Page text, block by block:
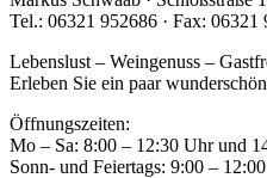
Tel.: 06321 952686 · Fax:
Lebenslust – Weingenuss –
Erleben Sie ein paar
Öffnungszeiten:
Mo – Sa: 8:00 – 12:30 Uhr und
Sonn- und Feiertags: 9:00 –